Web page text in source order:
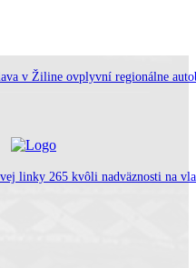
v Žiline ovplyvní regionálne
linky 265 kvôli nadväznosti na